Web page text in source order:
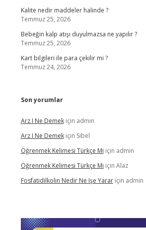
Kalite nedir maddeler halinde ?
Temmuz 25, 2026
Bebeğin kalp atışı duyulmazsa ne yapılır ?
Temmuz 25, 2026
Kart bilgileri ile para çekilir mi ?
Temmuz 24, 2026
Son yorumlar
Arz I Ne Demekiçin admin
Arz I Ne Demekiçin Sibel
Öğrenmek Kelimesi Türkçe Mi için admin
Öğrenmek Kelimesi Türkçe Mi için Alaz
Fosfatidilkolin Nedir Ne Işe Yarariçin admin